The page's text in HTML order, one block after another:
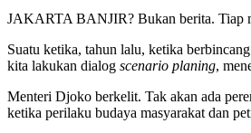
JAKARTA BANJIR? Bukan berita. Tiap
Suatu ketika, tahun lalu, ketika
kita lakukan dialog scenario planing,
Menteri Djoko berkelit. Tak akan ada
ketika perilaku budaya masyarakat dan